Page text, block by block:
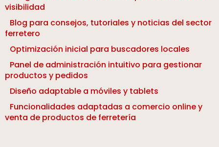
visibilidad
Blog para consejos, tutoriales y noticias del sector
ferretero
Optimización inicial para buscadores locales
Panel de administración intuitivo para gestionar
productos y pedidos
Diseño adaptable a móviles y tablets
Funcionalidades adaptadas a comercio online y
venta de productos de ferretería